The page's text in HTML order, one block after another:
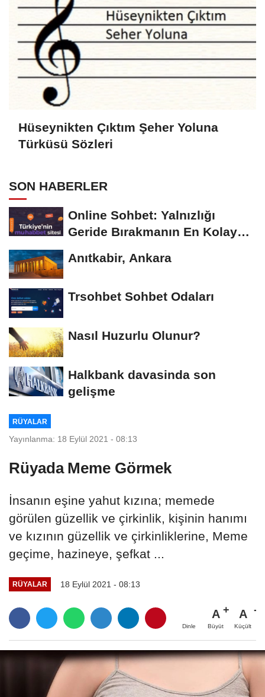
Hüseynikten Çıktım Şeher Yoluna
Türküsü Sözleri
SON HABERLER
Online Sohbet: Yalnızlığı
Geride Bırakmanın En Kolay
Anıtkabir, Ankara
Trsohbet Sohbet Odaları
Nasıl Huzurlu Olunur?
Halkbank davasinda son
gelişme
RÜYALAR
Yayınlanma: 18 Eylül 2021 - 08:13
Rüyada Meme Görmek
İnsanın eşine yahut kızına; memede
görülen güzellik ve çirkinlik, kişinin hanımı
ve kızının güzellik ve çirkinliklerine, Meme
geçime, hazineye, şefkat ...
RÜYALAR 18 Eylül 2021 - 08:13
Dinle
A
Büyüt
A
Küçült